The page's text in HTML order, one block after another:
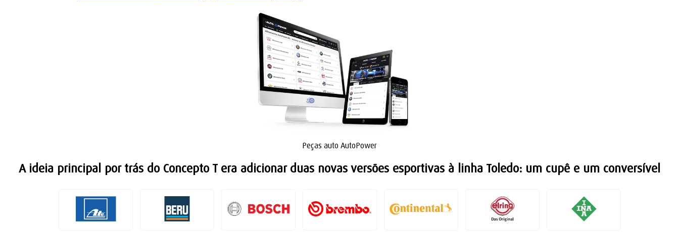
Peças auto AutoPower
A ideia principal por trás do Concepto T era adicionar duas novas versões esportivas à linha Toledo: um cupê e um conversível